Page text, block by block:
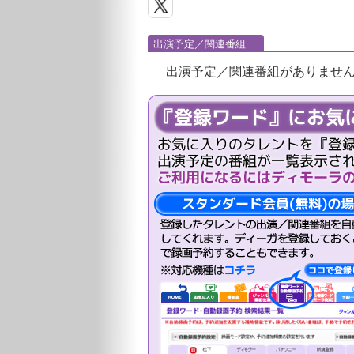
出演予定／関連番組
出演予定／関連番組がありませ